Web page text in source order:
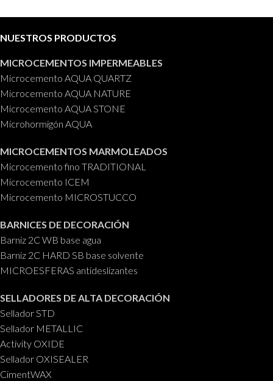
NUESTROS PRODUCTOS
MICROCEMENTOS IMPERMEABLES
Microcemento AQUA QUARTZ
Microcemento AQUA NATURE
Microcemento AQUA STONE
Microhormigón AQUA
MICROCEMENTOS MARMOLEADOS
Microcemento fino TRADITIONAL
Microcemento ICEM
Microcemento MICROSTUCCO
BARNICES DE DECORACIÓN
Barniz 2C WB base agua
Barniz 2C HARD SB base solvente
MICROESFERAS antideslizantes
SELLADORES DE ALTA DECORACIÓN
Sellador STD
Sellador METALLIC
Activity OXIDE
Sellador OXISEALER
CimentWAX